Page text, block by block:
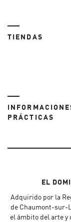
TIENDAS
PRÁCTICAS
EL
Adquirido por la
de Chaumont-sur-
el ámbito del arte